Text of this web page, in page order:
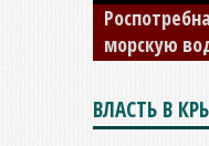
морскую
ВЛАСТЬ В